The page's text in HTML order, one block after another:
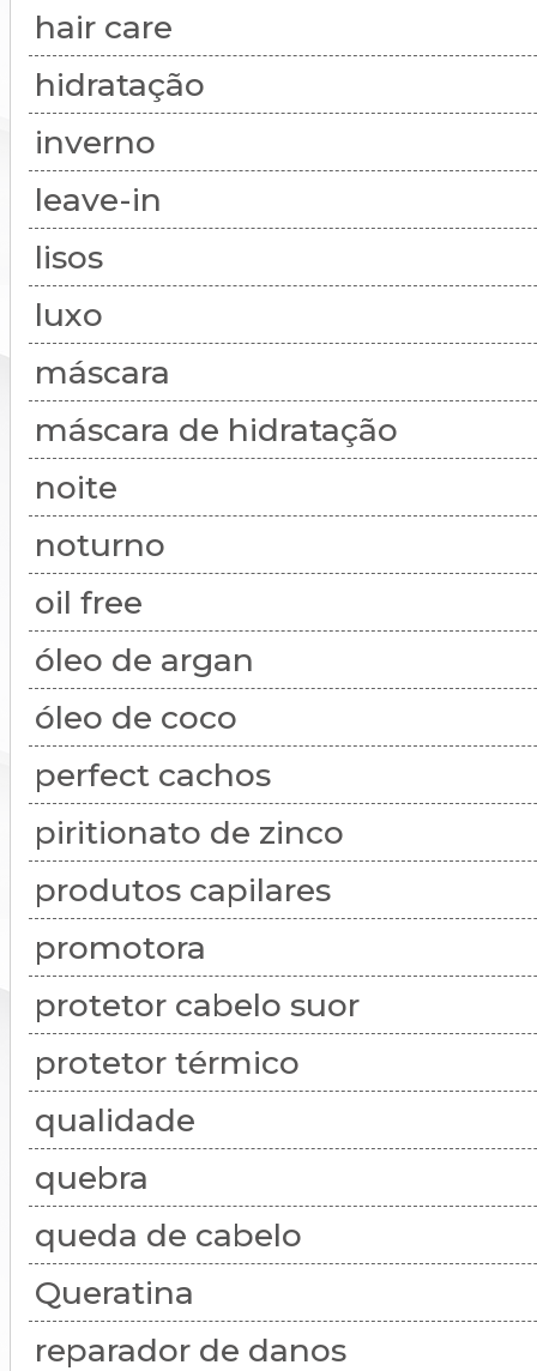
hair care
hidratação
inverno
leave-in
lisos
luxo
máscara
máscara de hidratação
noite
noturno
oil free
óleo de argan
óleo de coco
perfect cachos
piritionato de zinco
produtos capilares
promotora
protetor cabelo suor
protetor térmico
qualidade
quebra
queda de cabelo
Queratina
reparador de danos